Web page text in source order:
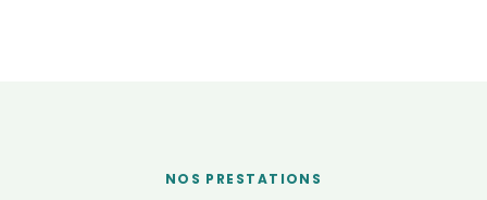
NOS PRESTATIONS